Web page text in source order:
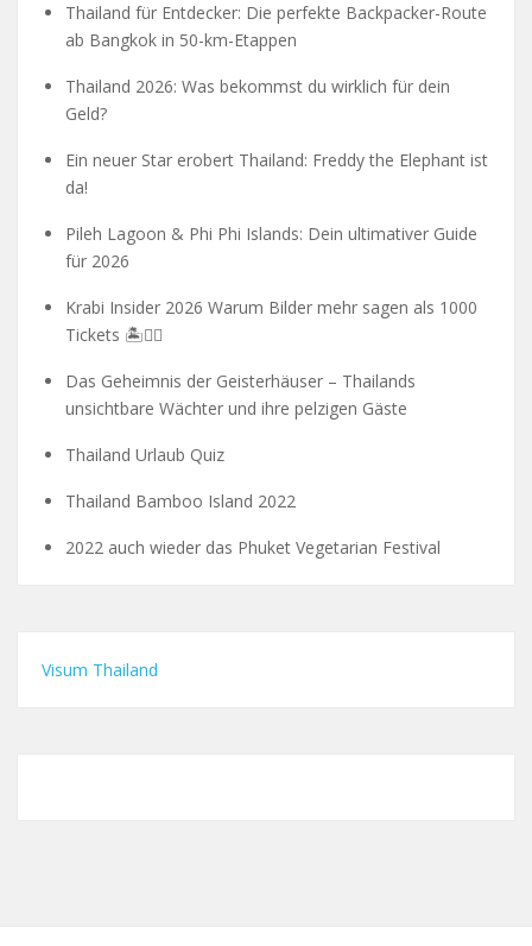
Thailand für Entdecker: Die perfekte Backpacker-Route
ab Bangkok in 50-km-Etappen
Thailand 2026: Was bekommst du wirklich für dein
Geld?
Ein neuer Star erobert Thailand: Freddy the Elephant ist
da!
Pileh Lagoon & Phi Phi Islands: Dein ultimativer Guide
für 2026
Krabi Insider 2026 Warum Bilder mehr sagen als 1000
Tickets 🏝️🧗‍♂️
Das Geheimnis der Geisterhäuser – Thailands
unsichtbare Wächter und ihre pelzigen Gäste
Thailand Urlaub Quiz
Thailand Bamboo Island 2022
2022 auch wieder das Phuket Vegetarian Festival
Visum Thailand